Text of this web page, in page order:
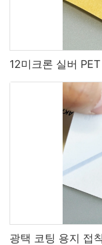
12미크론 실버
광택 코팅 용지 접